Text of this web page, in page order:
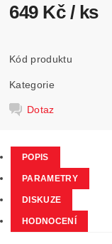
649 Kč / ks
Kód produktu
Kategorie
Dotaz
POPIS
PARAMETRY
DISKUZE
HODNOCENÍ